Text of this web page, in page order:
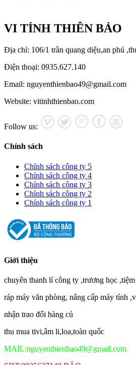
VI TÍNH THIÊN BẢO
Địa chỉ: 106/1 trần quang diệu,an phú
Điện thoại: 0935.627.140
Email: nguyenthienbao49@gmail.com
Website: vitinhthienbao.com
Follow us:
Chính sách
Chính sách công ty 5
Chính sách công ty 4
Chính sách công ty 3
Chính sách công ty 2
Chính sách công ty 1
Giới thiệu
chuyên thanh lí công ty ,trương học
ráp máy văn phòng, nâng cấp máy tính
nhận trao đổi hàng củ
thu mua tivi,âm li,loa,toàn quốc
MAIL:nguyenthienbao49@gmail.com